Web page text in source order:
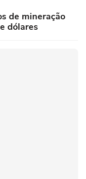
de mineração
dólares